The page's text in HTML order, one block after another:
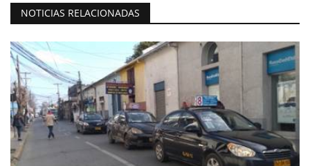
NOTICIAS RELACIONADAS